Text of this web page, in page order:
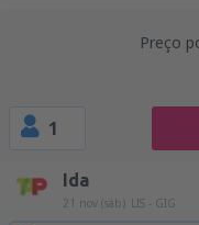
Preço
1
Ida
21 nov (sáb) LIS - GIG